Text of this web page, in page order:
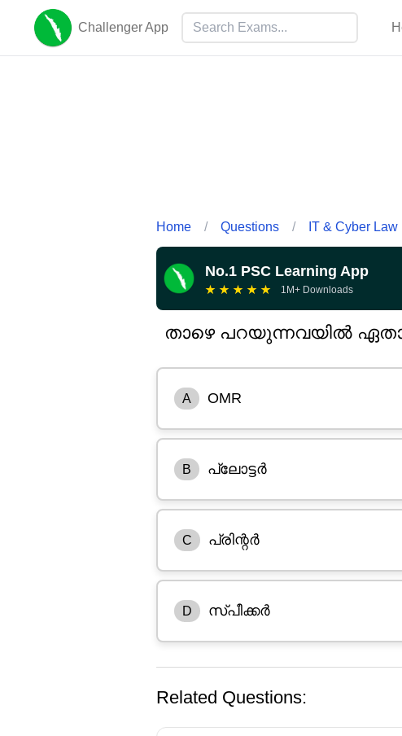
Challenger App
Home / Questions / IT & Cyber Law
No.1 PSC Learning App
★ ★ ★ ★ ★ 1M+ Downloads
താഴെ പറയുന്നവയിൽ
A OMR
B പ്ലോട്ടർ
C പ്രിന്റർ
D സ്പീക്കർ
Related Questions: